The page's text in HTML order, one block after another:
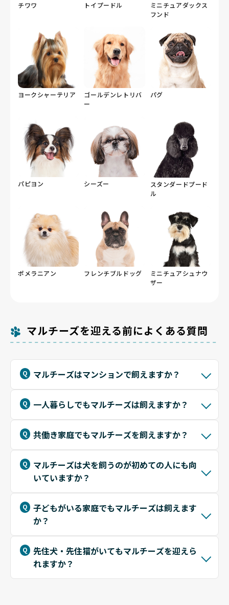
チワワ トイプードル
ミニチュアダックス
フンド
ヨークシャーテリア
ゴールデンレトリバ
ー
パグ
パピヨン シーズー
スタンダードプード
ル
ポメラニアン フレンチブルドッグ
ミニチュアシュナウ
ザー
マルチーズを迎える前によくある質問
マルチーズはマンションで飼えますか？
一人暮らしでもマルチーズは飼えますか？
共働き家庭でもマルチーズを飼えますか？
マルチーズは犬を飼うのが初めての人にも向
いていますか？
子どもがいる家庭でもマルチーズは飼えます
か？
先住犬・先住猫がいてもマルチーズを迎えら
れますか？